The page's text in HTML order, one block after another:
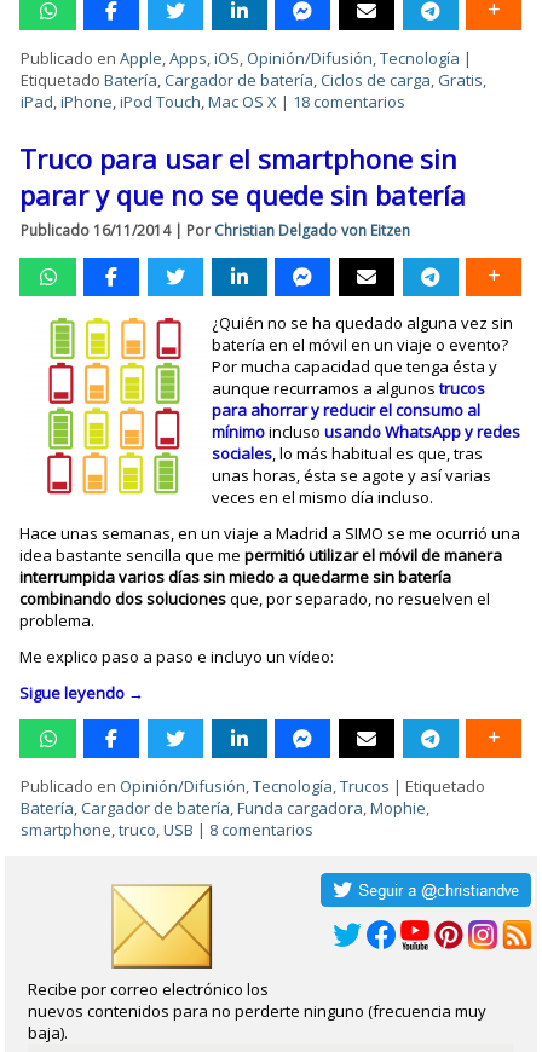
Publicado en Apple,Apps,iOS, Opinión/Difusión,Tecnología |
Etiquetado Batería,Cargador de batería,Ciclos de carga, Gratis,
iPad,iPhone,iPod Touch,Mac OS X | 18 comentarios
Truco para usar el smartphone sin
parar y que no se quede sin batería
Publicado 16/11/2014| Por Christian Delgado von Eitzen
¿Quién no se ha quedado alguna vez sin
batería en el móvil en un viaje o evento?
Por mucha capacidad que tenga ésta y
aunque recurramos a algunostrucos
para ahorrar y reducir el consumo al
mínimoincluso usando WhatsApp y redes
sociales, lo más habitual es que, tras
unas horas, ésta se agote y así varias
veces en el mismo día incluso.
Hace unas semanas, en un viaje a Madrid a SIMO se me ocurrió una
idea bastante sencilla que mepermitió utilizar el móvil de manera
interrumpida varios días sin miedo a quedarme sin batería
combinando dos solucionesque, por separado, no resuelven el
problema.
Me explico paso a paso e incluyo un vídeo:
Sigue leyendo →
Publicado en Opinión/Difusión,Tecnología,Trucos |Etiquetado
Batería,Cargador de batería,Funda cargadora,Mophie,
smartphone,truco,USB | 8 comentarios
Recibe por correo electrónico los
nuevos contenidos para no perderte ninguno (frecuencia muy
baja).